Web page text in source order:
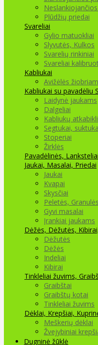
Plūdžių priedai
Svareliai
Gylio matuokliai
Slyvutės, Kulkos
Svarelių rinkiniai
Svareliai
Kabliukai
Avižėlės
Kabliukai su pavadėliu
Laidynė jaukams
Dalgeliai
Kabliukų
Segtukai,
Stoperiai
Žirklės
Pavadėlinės, Lanksteliai
Jaukai, Masalai, Priedai
Jaukai
Kvapai
Skysčiai
Peletės, Granulės
Gyvi masalai
Įrankiai jaukams
Dėžės, Dėžutės,
Dėžutės
Dėžės
Indeliai
Kibirai
Tinkleliai žuvims,
Graibštai
Graibštų kotai
Tinkleliai žuvims
Dėklai, Krepšiai,
Meškerių dėklai
Žvejybiniai
Dugninė žūklė